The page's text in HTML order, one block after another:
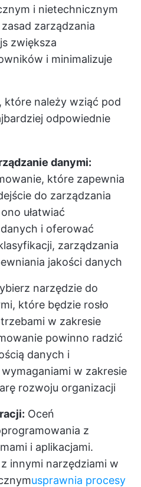
i nietechnicznym
zarządzania
zwiększa
i minimalizuje
które należy wziąć pod
odpowiednie
danymi:
które zapewnia
do zarządzania
ułatwiać
i oferować
zarządzania
jakości danych
narzędzie do
które będzie rosło
w zakresie
powinno radzić
danych i
w zakresie
rozwoju organizacji
Oceń
z
i aplikacjami.
innymi narzędziami w
usprawnia procesy